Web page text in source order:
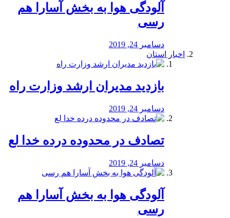
آلودگی هوا به بخش آسارا هم
رسی
دسامبر 24, 2019
اخبار استان
بازدید مدیران ارشد وزارت راه
دسامبر 24, 2019
تصادف در محدوده درده خدا لع
دسامبر 24, 2019
آلودگی هوا به بخش آسارا هم
رسی